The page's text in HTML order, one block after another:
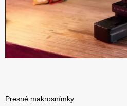
Presné makrosnímky